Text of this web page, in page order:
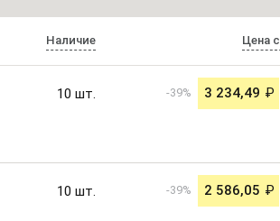
Наличие Цена с
10 шт. -39% 3 234,49 ₽
10 шт. -39% 2 586,05 ₽